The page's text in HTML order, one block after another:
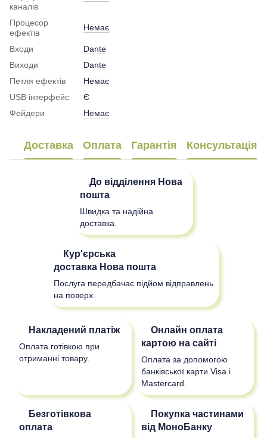
каналів
Процесор
ефектів
Немає
Входи
Dante
Виходи
Dante
Петля ефектів
Немає
USB інтерфейс
Є
Фейдери
Немає
Доставка Оплата Гарантія Консультація
До відділення Нова
пошта
Швидка та надійна
доставка.
Кур'єрська
доставка Нова пошта
Послуга передбачає підйом відправлень
на поверх.
Накладений платіж
Оплата готівкою при
отриманні товару.
Онлайн оплата
картою на сайті
Оплата за допомогою
банківської карти Visa і
Mastercard.
Безготівкова
оплата
Покупка частинами
від МоноБанку